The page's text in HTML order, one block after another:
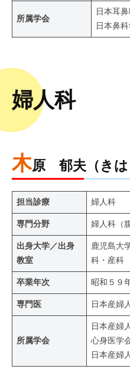
所属学会
日本耳
日本鼻
婦人科
木原 郁夫（き
担当診療 婦人科
専門分野 婦人科（
出身大学／出身
教室
鹿児島大
科・産科
卒業年次 昭和５９
専門医 日本産婦
所属学会
日本産婦
心身医学
日本産婦